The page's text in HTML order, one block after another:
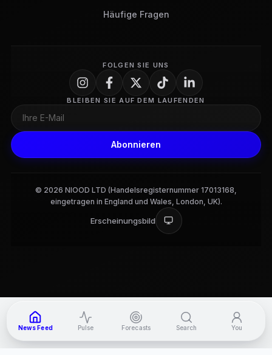
Häufige Fragen
FOLGEN SIE UNS
BLEIBEN SIE AUF DEM LAUFENDEN
Abonnieren
© 2026 NIOOD LTD (Handelsregisternummer 17013168,
eingetragen in England und Wales, London, UK).
Erscheinungsbild
News Feed Pulse
3
Forecasts Search You